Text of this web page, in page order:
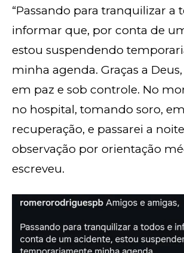
“Passando para tranquilizar a
informar que, por conta de
estou suspendendo
minha agenda. Graças a
em paz e sob controle. No
no hospital, tomando soro, em
recuperação, e passarei a
observação por orientação
escreveu.